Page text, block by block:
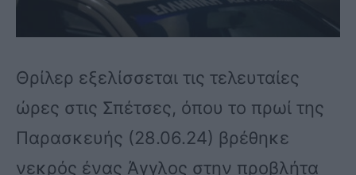
Θρίλερ εξελίσσεται τις τελευταίες
ώρες στις Σπέτσες, όπου το πρωί της
Παρασκευής (28.06.24) βρέθηκε
νεκρός ένας Άγγλος στην προβλήτα